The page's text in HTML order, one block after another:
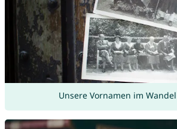
Unsere Vornamen im